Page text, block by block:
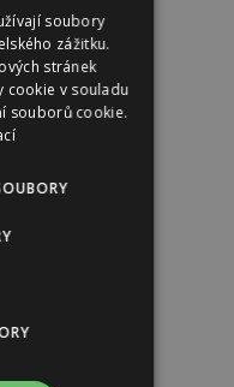
soubory
zážitku.
stránek
cookie v souladu
souborů cookie.